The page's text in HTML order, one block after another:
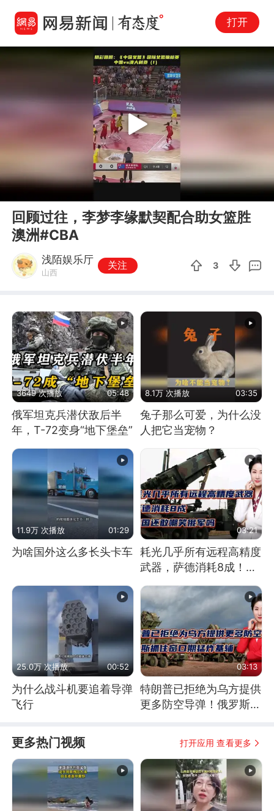
打开
00:59
Play
回顾过往，李梦李缘默契配合助女篮胜
澳洲#CBA
浅陌娱乐厅
山西
关注 3
3649 次播放 05:48
俄军坦克兵潜伏敌后半
年，T-72变身“地下堡垒”
8.1万 次播放 03:35
兔子那么可爱，为什么没
人把它当宠物？
11.9万 次播放 01:29
为啥国外这么多长头卡车
03:21
耗光几乎所有远程高精度
武器，萨德消耗8成！美
25.0万 次播放 00:52
为什么战斗机要追着导弹
飞行
03:13
特朗普已拒绝为乌方提供
更多防空导弹！俄罗斯抓
更多热门视频 打开应用 查看更多